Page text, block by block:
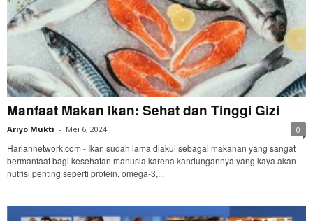
Manfaat Makan Ikan: Sehat dan Tinggi Gizi
Ariyo Mukti - Mei 6, 2024 0
Hariannetwork.com - Ikan sudah lama diakui sebagai makanan yang sangat
bermanfaat bagi kesehatan manusia karena kandungannya yang kaya akan
nutrisi penting seperti protein, omega-3,...